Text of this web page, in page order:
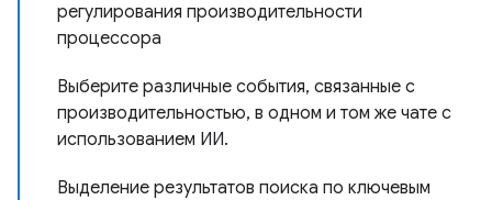
регулирования производительности
процессора
Выберите различные события, связанные с
производительностью, в одном и том же чате с
использованием ИИ.
Выделение результатов поиска по ключевым